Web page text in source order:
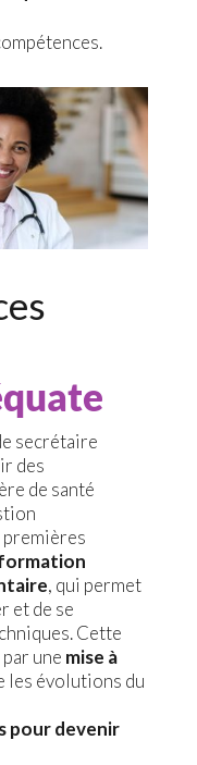
secrétaire
des
de santé
premières
, qui permet
et de se
Cette
une mise à
les évolutions du
pour devenir